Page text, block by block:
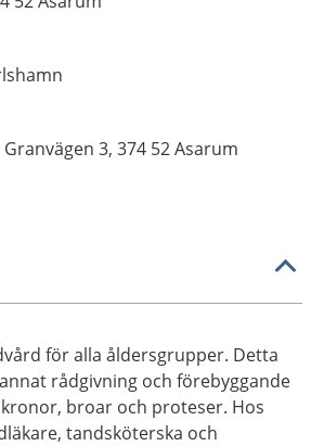
3, 374 52 Asarum
för alla åldersgrupper. Detta
rådgivning och förebyggande
broar och proteser. Hos
tandsköterska och